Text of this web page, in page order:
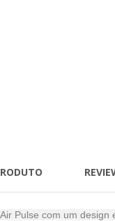
Pulse com um